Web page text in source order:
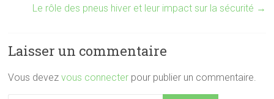
Le rôle des pneus hiver et leur impact sur la sécurité →
Laisser un commentaire
Vous devezvous connecter pour publier un commentaire.